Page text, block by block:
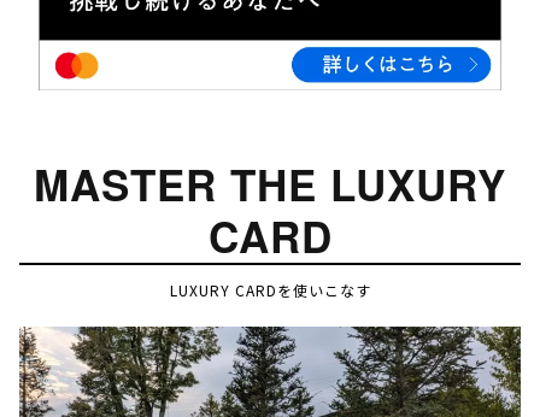
MASTER THE LUXURY
CARD
LUXURY CARDを使いこなす